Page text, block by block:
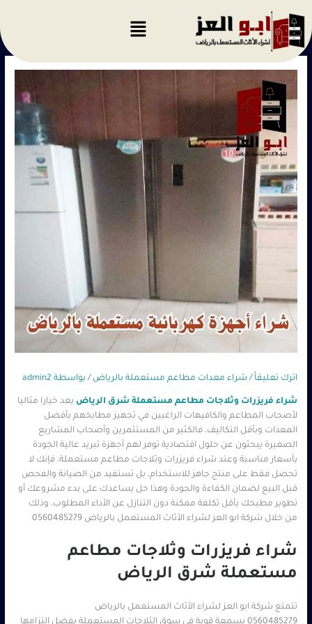
المحتوى
اترك تعليقاً / شراء معدات مطاعم مستعملة بالرياض / بواسطة admin2
شراء فريزرات وثلاجات مطاعم مستعملة شرق الرياض يعد خيارا مثاليا
لأصحاب المطاعم والكافيهات الراغبين في تجهيز مطابخهم بأفضل
المعدات وبأقل التكاليف، فالكثير من المستثمرين وأصحاب المشاريع
الصغيرة يبحثون عن حلول اقتصادية توفر لهم أجهزة تبريد عالية الجودة
بأسعار مناسبة وعند شراء فريزرات وثلاجات مطاعم مستعملة، فإنك لا
تحصل فقط على منتج جاهز للاستخدام، بل تستفيد من الصيانة والفحص
قبل البيع لضمان الكفاءة والجودة وهذا حل يساعدك على بدء مشروعك أو
تطوير مطبخك بأقل تكلفة ممكنة دون التنازل عن الأداء المطلوب، وذلك
من خلال شركة ابو العز لشراء الأثاث المستعمل بالرياض 0560485279
شراء فريزرات وثلاجات مطاعم
مستعملة شرق الرياض
تتمتع شركة ابو العز لشراء الأثاث المستعمل بالرياض
0560485279 بسمعة قوية في سوق الثلاجات المستعملة بفضل التزامها